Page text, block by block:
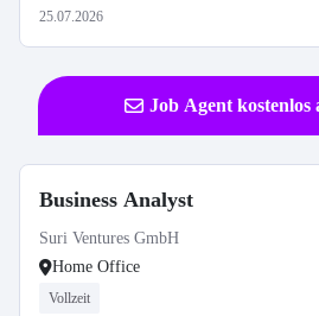
25.07.2026
Job Agent kostenlos
Business Analyst
Suri Ventures GmbH
Home Office
Vollzeit